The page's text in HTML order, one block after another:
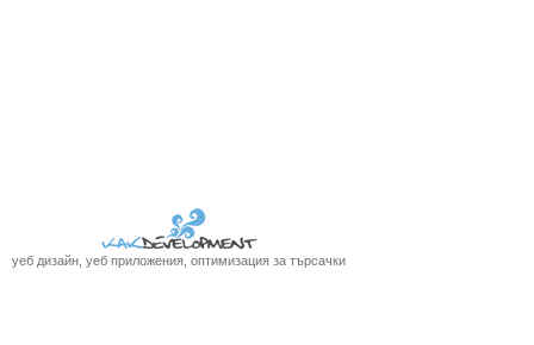
уеб дизайн, уеб приложения, оптимизация за търсачки